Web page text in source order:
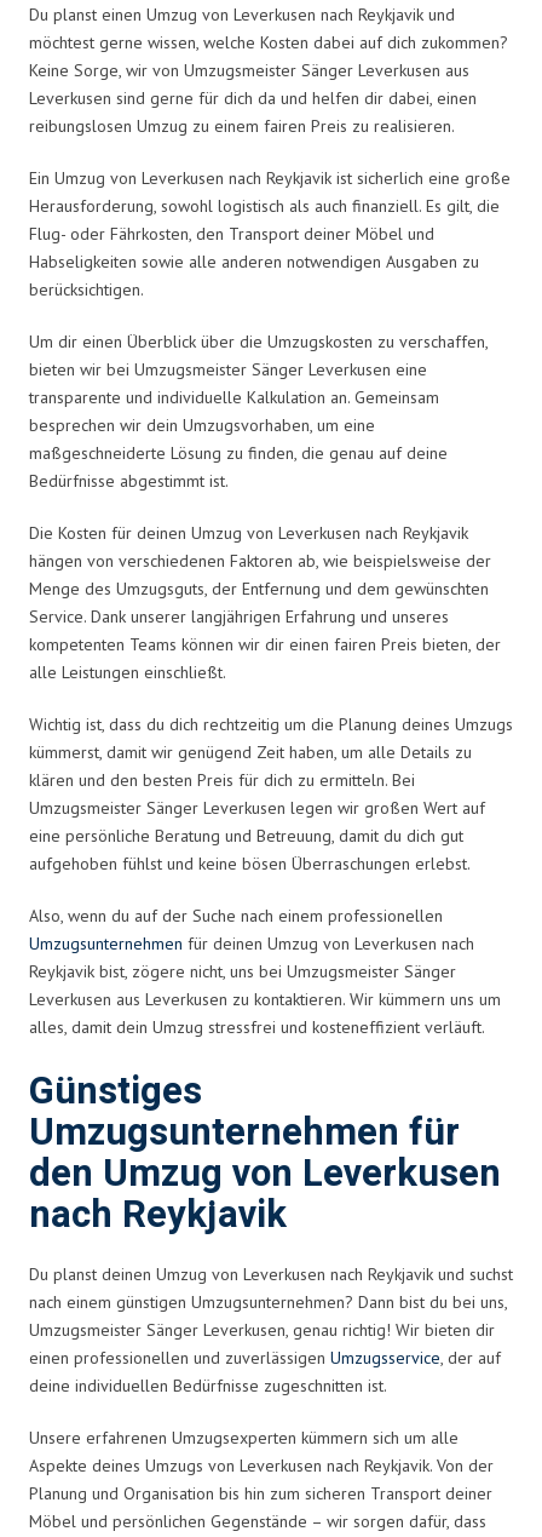
Du planst einen Umzug von Leverkusen nach Reykjavik und
möchtest gerne wissen, welche Kosten dabei auf dich zukommen?
Keine Sorge, wir von Umzugsmeister Sänger Leverkusen aus
Leverkusen sind gerne für dich da und helfen dir dabei, einen
reibungslosen Umzug zu einem fairen Preis zu realisieren.
Ein Umzug von Leverkusen nach Reykjavik ist sicherlich eine große
Herausforderung, sowohl logistisch als auch finanziell. Es gilt, die
Flug- oder Fährkosten, den Transport deiner Möbel und
Habseligkeiten sowie alle anderen notwendigen Ausgaben zu
berücksichtigen.
Um dir einen Überblick über die Umzugskosten zu verschaffen,
bieten wir bei Umzugsmeister Sänger Leverkusen eine
transparente und individuelle Kalkulation an. Gemeinsam
besprechen wir dein Umzugsvorhaben, um eine
maßgeschneiderte Lösung zu finden, die genau auf deine
Bedürfnisse abgestimmt ist.
Die Kosten für deinen Umzug von Leverkusen nach Reykjavik
hängen von verschiedenen Faktoren ab, wie beispielsweise der
Menge des Umzugsguts, der Entfernung und dem gewünschten
Service. Dank unserer langjährigen Erfahrung und unseres
kompetenten Teams können wir dir einen fairen Preis bieten, der
alle Leistungen einschließt.
Wichtig ist, dass du dich rechtzeitig um die Planung deines Umzugs
kümmerst, damit wir genügend Zeit haben, um alle Details zu
klären und den besten Preis für dich zu ermitteln. Bei
Umzugsmeister Sänger Leverkusen legen wir großen Wert auf
eine persönliche Beratung und Betreuung, damit du dich gut
aufgehoben fühlst und keine bösen Überraschungen erlebst.
Also, wenn du auf der Suche nach einem professionellen
Umzugsunternehmen für deinen Umzug von Leverkusen nach
Reykjavik bist, zögere nicht, uns bei Umzugsmeister Sänger
Leverkusen aus Leverkusen zu kontaktieren. Wir kümmern uns um
alles, damit dein Umzug stressfrei und kosteneffizient verläuft.
Günstiges
Umzugsunternehmen für
den Umzug von Leverkusen
nach Reykjavik
Du planst deinen Umzug von Leverkusen nach Reykjavik und suchst
nach einem günstigen Umzugsunternehmen? Dann bist du bei uns,
Umzugsmeister Sänger Leverkusen, genau richtig! Wir bieten dir
einen professionellen und zuverlässigen Umzugsservice, der auf
deine individuellen Bedürfnisse zugeschnitten ist.
Unsere erfahrenen Umzugsexperten kümmern sich um alle
Aspekte deines Umzugs von Leverkusen nach Reykjavik. Von der
Planung und Organisation bis hin zum sicheren Transport deiner
Möbel und persönlichen Gegenstände – wir sorgen dafür, dass